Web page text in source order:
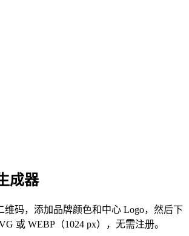
成器
维码，添加品牌颜色和中心 Logo，然后下
或 WEBP（1024 px），无需注册。